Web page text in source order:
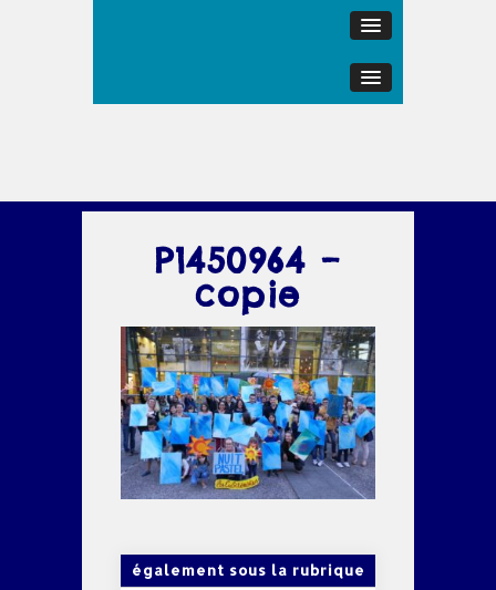
P1450964 –
copie
également sous la rubrique